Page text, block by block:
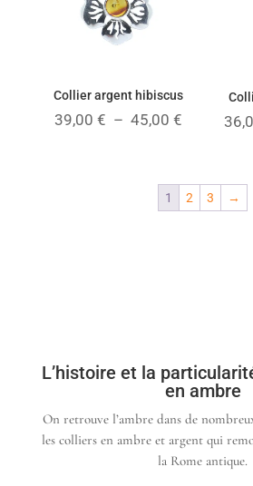
Collier argent hibiscus
39,00€ – 45,00€
39,00 €
à
1 2 3 →
L’histoire et la
en ambre
On retrouve l’ambre dans de
les colliers en ambre et argent qui
la Rome antique.